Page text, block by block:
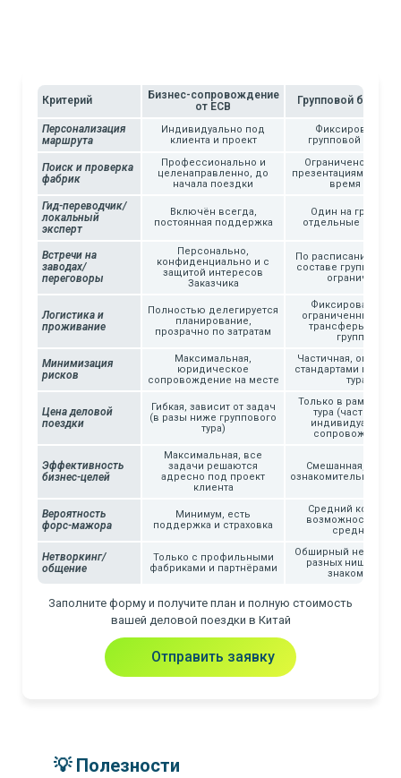
Критерий
Бизнес-сопровождение
от ECB
Групповой бизнес-
Персонализация
маршрута
Индивидуально под
клиента и проект
Фиксированный
групповой
Поиск и проверка
фабрик
Профессионально и
целенаправленно, до
начала поездки
Ограничено
презентациями,
время тура
Гид-переводчик/
локальный
эксперт
Включён всегда,
постоянная поддержка
Один на группу /
отдельные часы
Встречи на
заводах/
переговоры
Персонально,
конфиденциально и с
защитой интересов
Заказчика
По расписанию,
составе группы,
ограничено
Логистика и
проживание
Полностью делегируется
планирование,
прозрачно по затратам
Фиксированный
ограниченный
трансферы
группой
Минимизация
рисков
Максимальная,
юридическое
сопровождение на месте
Частичная,
стандартами
тура
Цена деловой
поездки
Гибкая, зависит от задач
(в разы ниже группового
тура)
Только в рамках
тура (часто выше
индивидуального
сопровождения)
Эффективность
бизнес-целей
Максимальная, все
задачи решаются
адресно под проект
клиента
Смешанная,
ознакомительный
Вероятность
форс-мажора
Минимум, есть
поддержка и страховка
Средний
возможность
среднего
Нетворкинг/
общение
Только с профильными
фабриками и партнёрами
Обширный
разных ниш -
знакомства
Заполните форму и получите план и полную стоимость
вашей деловой поездки в Китай
Отправить заявку
💡 Полезности